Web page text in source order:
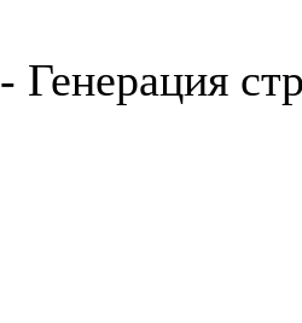
- Генерация